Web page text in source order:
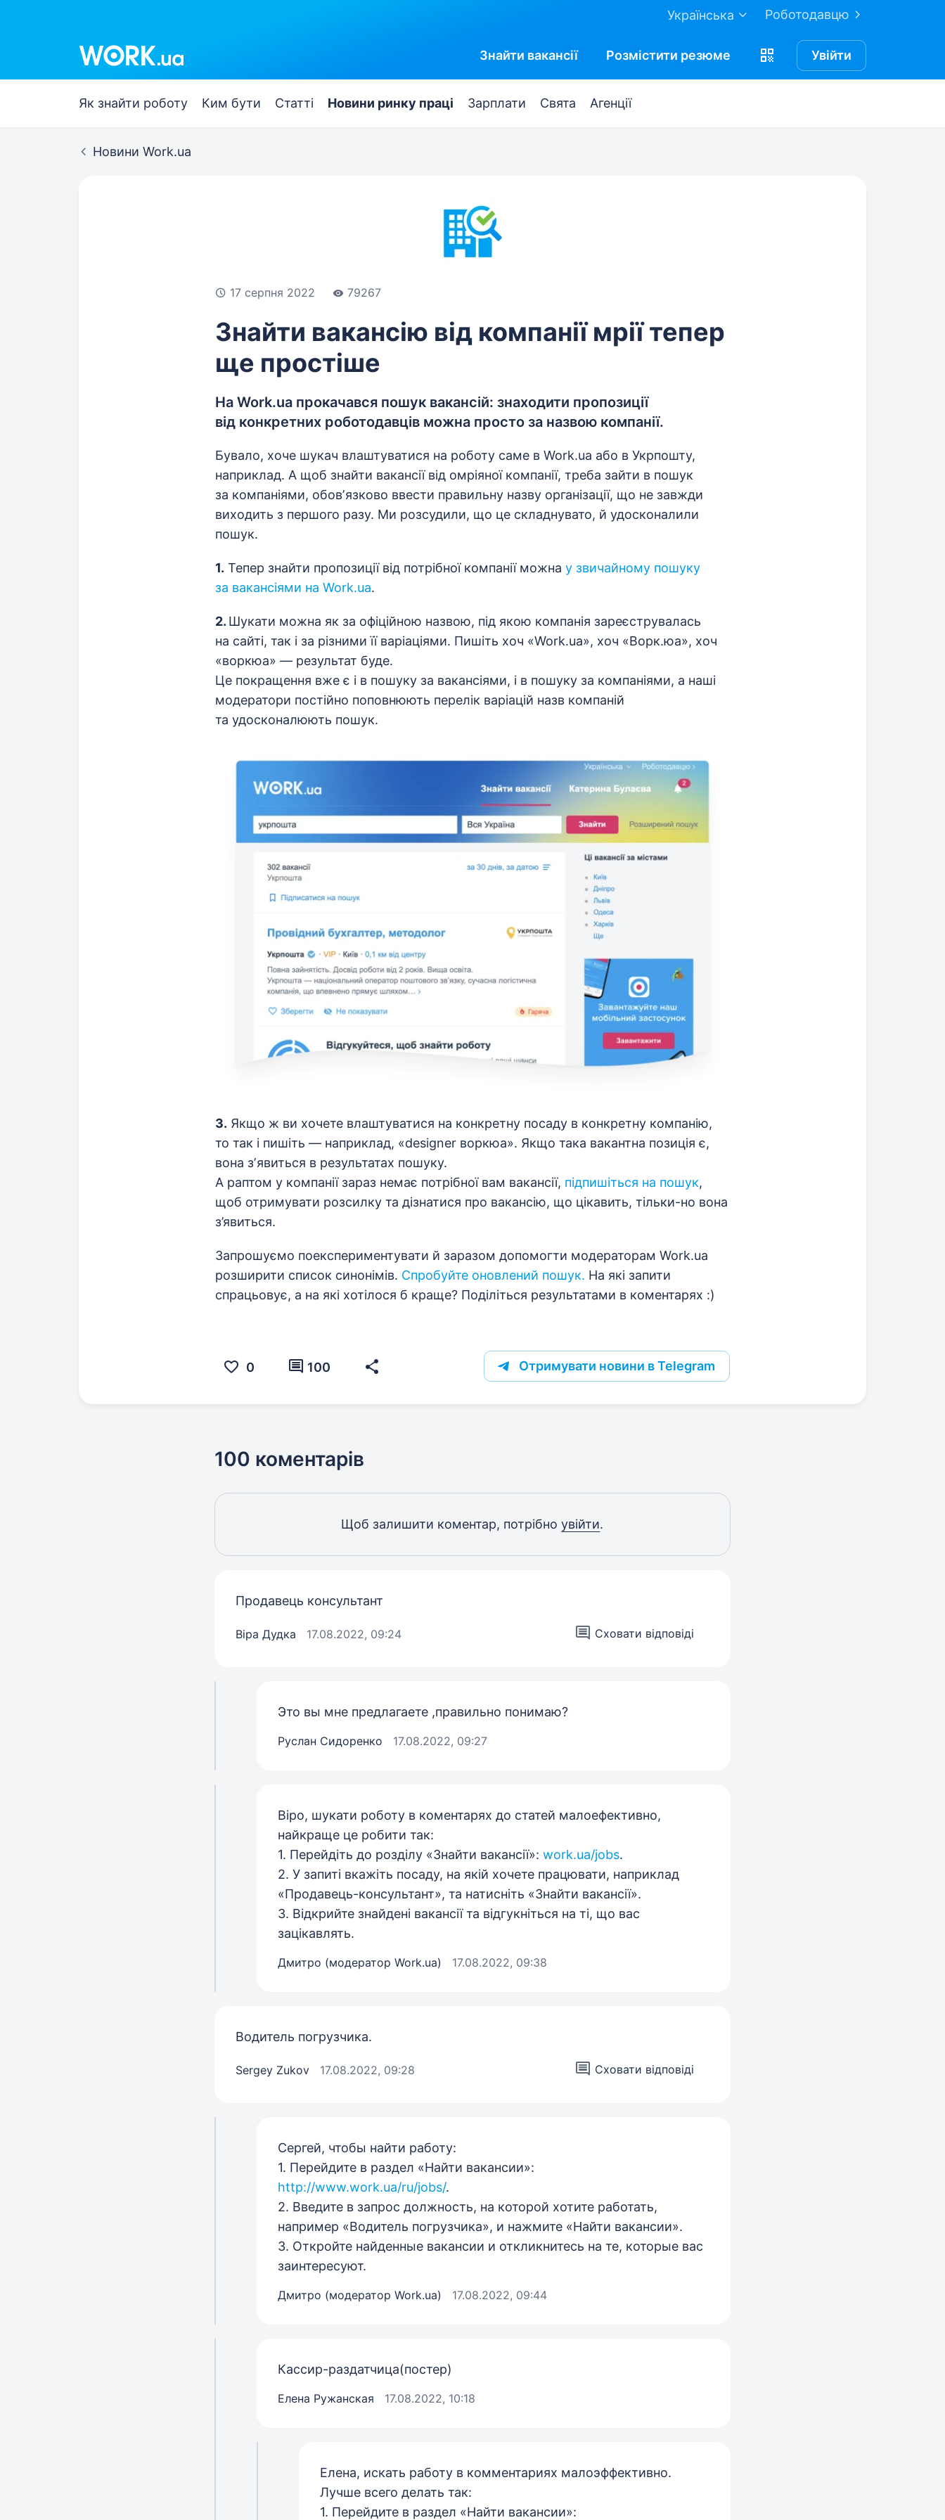
Роботодавцю
Українська
Знайти вакансії Розмістити резюме Увійти
Як знайти роботу Ким бути Статті Новини ринку праці Зарплати Свята Агенції
Новини Work.ua
17 серпня 2022 79267
Знайти вакансію від компанії мрії тепер
ще простіше
На Work.ua прокачався пошук вакансій: знаходити пропозиції
від конкретних роботодавців можна просто за назвою компанії.
Бувало, хоче шукач влаштуватися на роботу саме в Work.ua або в Укрпошту,
наприклад. А щоб знайти вакансії від омріяної компанії, треба зайти в пошук
за компаніями, обовʼязково ввести правильну назву організації, що не завжди
виходить з першого разу. Ми розсудили, що це складнувато, й удосконалили
пошук.
1. Тепер знайти пропозиції від потрібної компанії можна у звичайному пошуку
за вакансіями на Work.ua.
2. Шукати можна як за офіційною назвою, під якою компанія зареєструвалась
на сайті, так і за різними її варіаціями. Пишіть хоч «Work.ua», хоч «Ворк.юа», хоч
«воркюа» — результат буде.
Це покращення вже є і в пошуку за вакансіями, і в пошуку за компаніями, а наші
модератори постійно поповнюють перелік варіацій назв компаній
та удосконалюють пошук.
3. Якщо ж ви хочете влаштуватися на конкретну посаду в конкретну компанію,
то так і пишіть — наприклад, «designer воркюа». Якщо така вакантна позиція є,
вона зʼявиться в результатах пошуку.
А раптом у компанії зараз немає потрібної вам вакансії, підпишіться на пошук,
щоб отримувати розсилку та дізнатися про вакансію, що цікавить, тільки-но вона
з’явиться.
Запрошуємо поекспериментувати й заразом допомогти модераторам Work.ua
розширити список синонімів. Спробуйте оновлений пошук. На які запити
спрацьовує, а на які хотілося б краще? Поділіться результатами в коментарях :)
0 100 Отримувати новини в Telegram
100 коментарів
Щоб залишити коментар, потрібноувійти.
Продавець консультант
Віра Дудка 17.08.2022, 09:24 Сховати відповіді
Это вы мне предлагаете ,правильно понимаю?
Руслан Сидоренко 17.08.2022, 09:27
Віро, шукати роботу в коментарях до статей малоефективно,
найкраще це робити так:
1. Перейдіть до розділу «Знайти вакансії»:work.ua/jobs.
2. У запиті вкажіть посаду, на якій хочете працювати, наприклад
«Продавець-консультант», та натисніть «Знайти вакансії».
3. Відкрийте знайдені вакансії та відгукніться на ті, що вас
зацікавлять.
Дмитро (модератор Work.ua) 17.08.2022, 09:38
Водитель погрузчика.
Sergey Zukov 17.08.2022, 09:28 Сховати відповіді
Сергей, чтобы найти работу:
1. Перейдите в раздел «Найти вакансии»:
http://www.work.ua/ru/jobs/.
2. Введите в запрос должность, на которой хотите работать,
например «Водитель погрузчика», и нажмите «Найти вакансии».
3. Откройте найденные вакансии и откликнитесь на те, которые вас
заинтересуют.
Дмитро (модератор Work.ua) 17.08.2022, 09:44
Кассир-раздатчица(постер)
Елена Ружанская 17.08.2022, 10:18
Елена, искать работу в комментариях малоэффективно.
Лучше всего делать так:
1. Перейдите в раздел «Найти вакансии»: